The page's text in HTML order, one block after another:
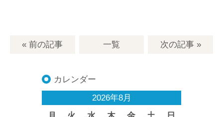
« 前の記事 一覧 次の記事»
カレンダー
2026年8月